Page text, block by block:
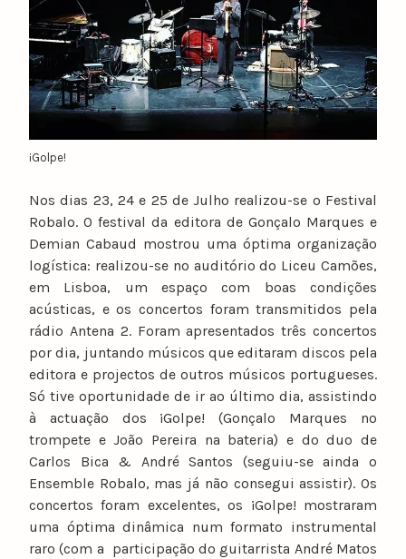
¡Golpe!
Nos dias 23, 24 e 25 de Julho realizou-se o Festival
Robalo. O festival da editora de Gonçalo Marques e
Demian Cabaud mostrou uma óptima organização
logística: realizou-se no auditório do Liceu Camões,
em Lisboa, um espaço com boas condições
acústicas, e os concertos foram transmitidos pela
rádio Antena 2. Foram apresentados três concertos
por dia, juntando músicos que editaram discos pela
editora e projectos de outros músicos portugueses.
Só tive oportunidade de ir ao último dia, assistindo
à actuação dos ¡Golpe! (Gonçalo Marques no
trompete e João Pereira na bateria) e do duo de
Carlos Bica & André Santos (seguiu-se ainda o
Ensemble Robalo, mas já não consegui assistir). Os
concertos foram excelentes, os ¡Golpe! mostraram
uma óptima dinâmica num formato instrumental
raro (com a participação do guitarrista André Matos